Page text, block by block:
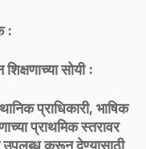
:
सोयी :
प्राधिकारी, भाषिक
प्राथमिक स्तरावर
उपलब्ध करून देण्यासाठी